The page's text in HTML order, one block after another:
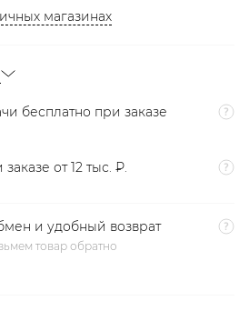
магазинах
бесплатно при заказе
от 12 тыс. ₽.
и удобный возврат
товар обратно